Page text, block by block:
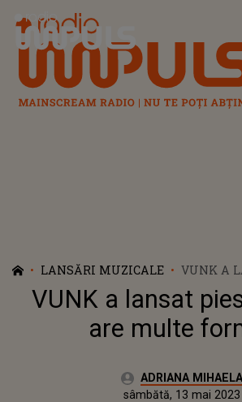
Radio Impuls
LANSĂRI MUZICALE
VUNK A
„DORUL
VUNK a lansat
are multe
Autor:ADRIANA MIHAELA
Actualizat:
sâmbătă, 13 mai 2023